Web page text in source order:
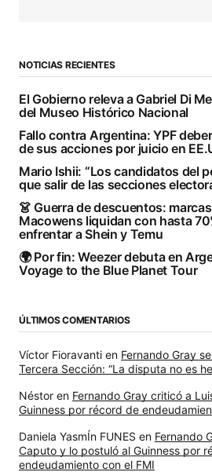
NOTICIAS RECIENTES
El Gobierno releva a Gabriel Di
del Museo Histórico Nacional
Fallo contra Argentina: YPF
de sus acciones por juicio en
Mario Ishii: “Los candidatos del
que salir de las secciones
👗 Guerra de descuentos:
Macowens liquidan con hasta
enfrentar a Shein y Temu
🌍 Por fin: Weezer debuta en
Voyage to the Blue Planet Tour
ÚLTIMOS COMENTARIOS
Víctor Fioravanti en Fernando Gray
Tercera Sección: “La disputa no es
Néstor en Fernando Gray criticó a
Guinness por récord de
Daniela YasmÍn FUNES en Fernando
Caputo y lo postuló al Guinness por
endeudamiento con el FMI